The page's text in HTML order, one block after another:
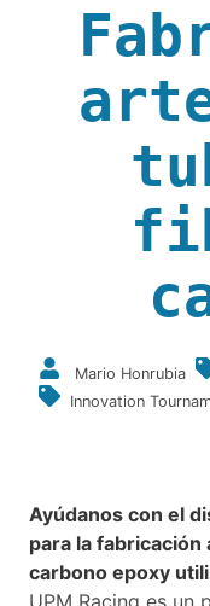
Mario Honrubia
Innovation
Ayúdanos con el
para la
carbono epoxy